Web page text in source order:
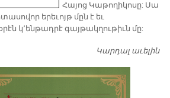
Հայոց Կաթողիկոսը: Սա
երեւոյթ մըն է եւ
կ՚ենթադրէ գայթակղութիւն մը:
Կարդալ աւելին